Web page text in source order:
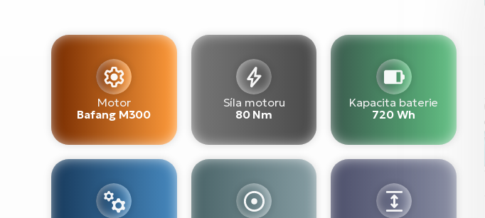
Motor
Bafang M300
Síla motoru
80 Nm
Kapacita baterie
720 Wh